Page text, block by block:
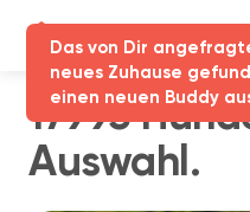
17993
Auswahl.
Das von Dir
neues Zuhause
einen neuen Buddy